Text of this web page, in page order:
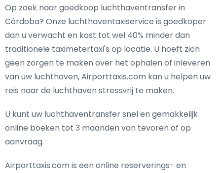
Op zoek naar goedkoop luchthaventransfer in
Córdoba? Onze luchthaventaxiservice is goedkoper
dan u verwacht en kost tot wel 40% minder dan
traditionele taximetertaxi's op locatie. U hoeft zich
geen zorgen te maken over het ophalen of inleveren
van uw luchthaven, Airporttaxis.com kan u helpen uw
reis naar de luchthaven stressvrij te maken.
U kunt uw luchthaventransfer snel en gemakkelijk
online boeken tot 3 maanden van tevoren of op
aanvraag.
Airporttaxis.com is een online reserverings- en